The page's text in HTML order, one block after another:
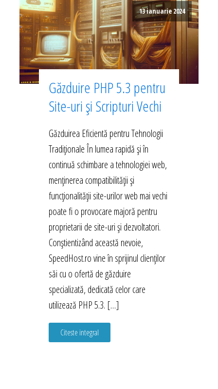
13 ianuarie 2024
Găzduire PHP 5.3 pentru
Site-uri și Scripturi Vechi
Găzduirea Eficientă pentru Tehnologii
Tradiționale În lumea rapidă și în
continuă schimbare a tehnologiei web,
menținerea compatibilității și
funcționalității site-urilor web mai vechi
poate fi o provocare majoră pentru
proprietarii de site-uri și dezvoltatori.
Conștientizând această nevoie,
SpeedHost.ro vine în sprijinul clienților
săi cu o ofertă de găzduire
specializată, dedicată celor care
utilizează PHP 5.3. […]
Citeste integral